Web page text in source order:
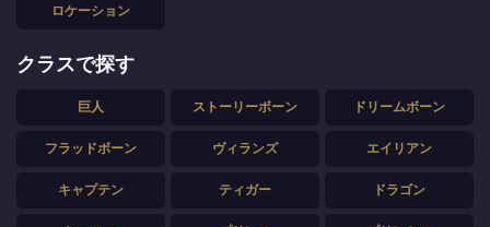
ロケーション
クラスで探す
巨人 ストーリーボーン ドリームボーン
フラッドボーン ヴィランズ エイリアン
キャプテン ティガー ドラゴン